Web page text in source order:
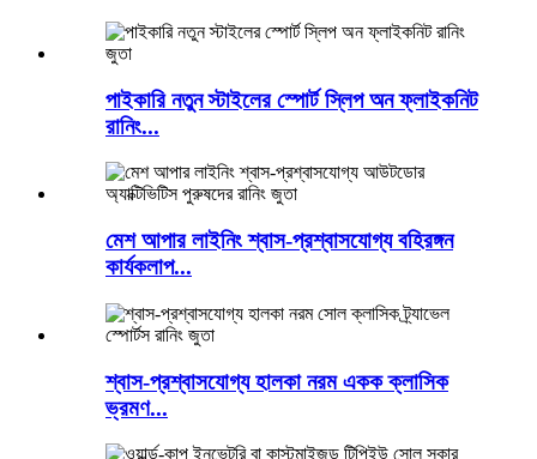
পাইকারি নতুন স্টাইলের স্পোর্ট স্লিপ অন ফ্লাইকনিট
রানিং...
মেশ আপার লাইনিং শ্বাস-প্রশ্বাসযোগ্য বহিরঙ্গন
কার্যকলাপ...
শ্বাস-প্রশ্বাসযোগ্য হালকা নরম একক ক্লাসিক
ভ্রমণ...